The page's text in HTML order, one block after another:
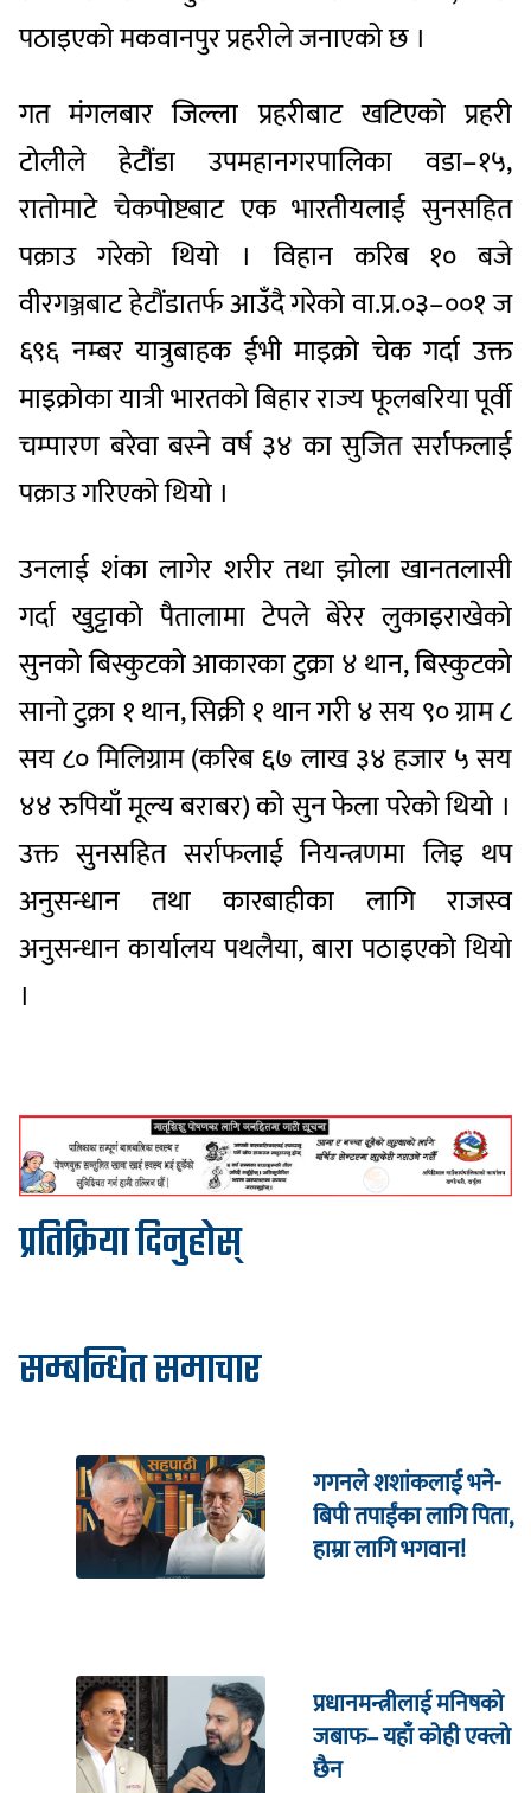
पठाइएको मकवानपुर प्रहरीले जनाएको छ ।
गत मंगलबार जिल्ला प्रहरीबाट खटिएको प्रहरी
टोलीले हेटौंडा उपमहानगरपालिका वडा–१५,
रातोमाटे चेकपोष्टबाट एक भारतीयलाई सुनसहित
पक्राउ गरेको थियो । विहान करिब १० बजे
वीरगञ्जबाट हेटौंडातर्फ आउँदै गरेको वा.प्र.०३–००१ ज
६९६ नम्बर यात्रुबाहक ईभी माइक्रो चेक गर्दा उक्त
माइक्रोका यात्री भारतको बिहार राज्य फूलबरिया पूर्वी
चम्पारण बरेवा बस्ने वर्ष ३४ का सुजित सर्राफलाई
पक्राउ गरिएको थियो ।
उनलाई शंका लागेर शरीर तथा झोला खानतलासी
गर्दा खुट्टाको पैतालामा टेपले बेरेर लुकाइराखेको
सुनको बिस्कुटको आकारका टुक्रा ४ थान, बिस्कुटको
सानो टुक्रा १ थान, सिक्री १ थान गरी ४ सय ९० ग्राम ८
सय ८० मिलिग्राम (करिब ६७ लाख ३४ हजार ५ सय
४४ रुपियाँ मूल्य बराबर) को सुन फेला परेको थियो ।
उक्त सुनसहित सर्राफलाई नियन्त्रणमा लिइ थप
अनुसन्धान तथा कारबाहीका लागि राजस्व
अनुसन्धान कार्यालय पथलैया, बारा पठाइएको थियो
।
प्रतिक्रिया दिनुहोस्
सम्बन्धित समाचार
गगनले शशांकलाई भने-
बिपी तपाईंका लागि पिता,
हाम्रा लागि भगवान!
प्रधानमन्त्रीलाई मनिषको
जबाफ– यहाँ कोही एक्लो
छैन